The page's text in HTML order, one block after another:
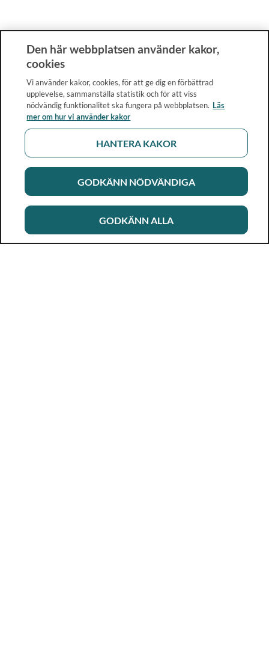
Den här webbplatsen använder kakor,
cookies
Vi använder kakor, cookies, för att ge dig en förbättrad
upplevelse, sammanställa statistik och för att viss
nödvändig funktionalitet ska fungera på webbplatsen. Läs
mer om hur vi använder kakor
HANTERA KAKOR
GODKÄNN NÖDVÄNDIGA
GODKÄNN ALLA